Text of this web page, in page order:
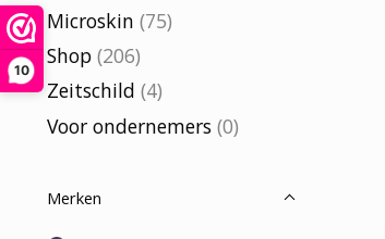
10
Microskin (75)
Shop (206)
Zeitschild (4)
Voor ondernemers (0)
Merken